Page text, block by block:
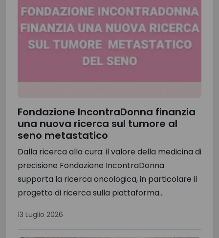
Fondazione IncontraDonna finanzia
una nuova ricerca sul tumore al
seno metastatico
Dalla ricerca alla cura: il valore della medicina di
precisione Fondazione IncontraDonna
supporta la ricerca oncologica, in particolare il
progetto di ricerca sulla piattaforma...
13 Luglio 2026